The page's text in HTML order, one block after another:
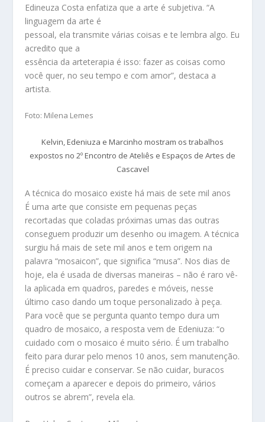
Edineuza Costa enfatiza que a arte é subjetiva. “A
linguagem da arte é
pessoal, ela transmite várias coisas e te lembra algo. Eu
acredito que a
essência da arteterapia é isso: fazer as coisas como
você quer, no seu tempo e com amor”, destaca a
artista.
Foto: Milena Lemes
Kelvin, Edeniuza e Marcinho mostram os trabalhos
expostos no 2º Encontro de Ateliês e Espaços de Artes de
Cascavel
A técnica do mosaico existe há mais de sete mil anos
É uma arte que consiste em pequenas peças
recortadas que coladas próximas umas das outras
conseguem produzir um desenho ou imagem. A técnica
surgiu há mais de sete mil anos e tem origem na
palavra “mosaicon”, que significa “musa”. Nos dias de
hoje, ela é usada de diversas maneiras – não é raro vê-
la aplicada em quadros, paredes e móveis, nesse
último caso dando um toque personalizado à peça.
Para você que se pergunta quanto tempo dura um
quadro de mosaico, a resposta vem de Edeniuza: “o
cuidado com o mosaico é muito sério. É um trabalho
feito para durar pelo menos 10 anos, sem manutenção.
É preciso cuidar e conservar. Se não cuidar, buracos
começam a aparecer e depois do primeiro, vários
outros se abrem”, revela ela.